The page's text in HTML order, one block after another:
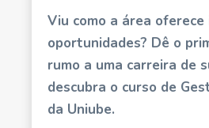
Viu como a área oferece
oportunidades? Dê o
rumo a uma carreira de
descubra o curso de
da Uniube.